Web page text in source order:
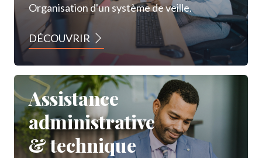
Organisation d'un système de veille.
DÉCOUVRIR
Assistance
administrative
& technique